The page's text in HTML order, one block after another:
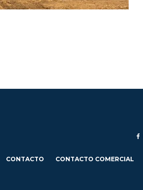
CONTACTO CONTACTO COMERCIAL